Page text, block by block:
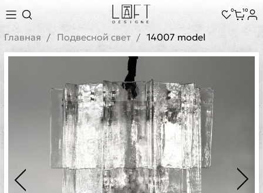
0 10
Главная Подвесной свет 14007 model